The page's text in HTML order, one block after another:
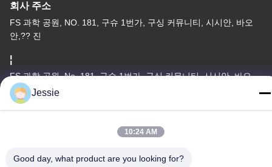
회사 주소
FS 과학 공원, NO. 181, 구슈 1번가, 구싱 커뮤니티, 시시안, 바오
안,?? 진
¦
FS 과학 공원, No. 181, 구슈 1번가, 구싱 커뮤니티, 시시안, 바오
안,?? 진
전화
Jessie
10:24 AM
Good day, what product are you looking for?